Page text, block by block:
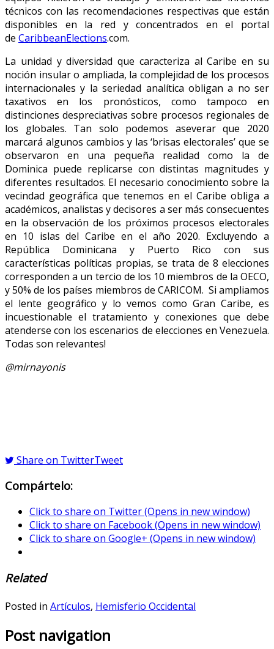
técnicos con las recomendaciones respectivas que están
disponibles en la red y concentrados en el portal
de CaribbeanElections.com.
La unidad y diversidad que caracteriza al Caribe en su
noción insular o ampliada, la complejidad de los procesos
internacionales y la seriedad analítica obligan a no ser
taxativos en los pronósticos, como tampoco en
distinciones despreciativas sobre procesos regionales de
los globales. Tan solo podemos aseverar que 2020
marcará algunos cambios y las ‘brisas electorales’ que se
observaron en una pequeña realidad como la de
Dominica puede replicarse con distintas magnitudes y
diferentes resultados. El necesario conocimiento sobre la
vecindad geográfica que tenemos en el Caribe obliga a
académicos, analistas y decisores a ser más consecuentes
en la observación de los próximos procesos electorales
en 10 islas del Caribe en el año 2020. Excluyendo a
República Dominicana y Puerto Rico con sus
características políticas propias, se trata de 8 elecciones
corresponden a un tercio de los 10 miembros de la OECO,
y 50% de los países miembros de CARICOM. Si ampliamos
el lente geográfico y lo vemos como Gran Caribe, es
incuestionable el tratamiento y conexiones que debe
atenderse con los escenarios de elecciones en Venezuela.
Todas son relevantes!
@mirnayonis
Share on TwitterTweet
Compártelo:
Click to share on Twitter (Opens in new window)
Click to share on Facebook (Opens in new window)
Click to share on Google+ (Opens in new window)
Related
Posted in Artículos, Hemisferio Occidental
Post navigation